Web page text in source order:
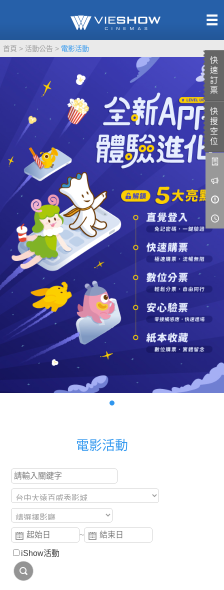
快
速
訂
票
快
搜
空
位
首頁 活動公告 電影活動
電影活動
~
iShow活動
即將上映
TITAN SCREEN
MUCROWN
4DX
VR 演唱會
GOLD CLASS
AD口述影像
LIVE演唱會
影城餐飲
UNICORN
影城公告
影城活動
中獎名單
合作夥伴
商家介紹
商場活動
會員Q&A